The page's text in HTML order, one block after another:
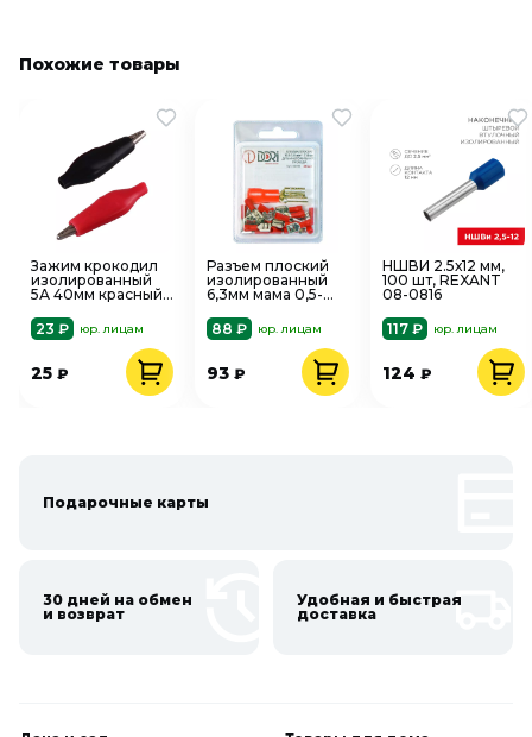
Похожие товары
Зажим крокодил
изолированный
5А 40мм красный/
REXANT ЗКИ 16-
0001-9
23 ₽ юр. лицам
25 ₽
Разъем плоский
изолированный
6,3мм мама 0,5-
25шт РПи-М DORI
42099
88 ₽ юр. лицам
93 ₽
НШВИ 2.5х12 мм,
100 шт, REXANT
08-0816
117 ₽
юр. лицам
124 ₽
Подарочные карты
30 дней на обмен
и возврат
Удобная и быстрая
доставка